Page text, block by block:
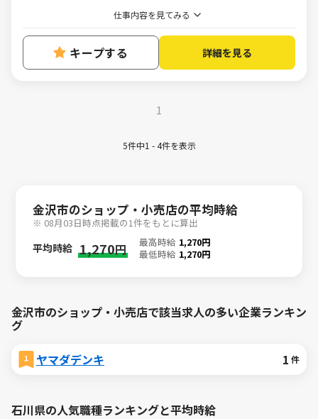
仕事内容を見てみる
キープする 詳細を見る
1
5件中1 - 4件を表示
金沢市のショップ・小売店の平均時給
※ 08月03日時点掲載の1件をもとに算出
平均時給 1,270円 最高時給 1,270円
最低時給 1,270円
金沢市のショップ・小売店で該当求人の多い企業ランキン
グ
ヤマダデンキ
1 件
石川県の人気職種ランキングと平均時給